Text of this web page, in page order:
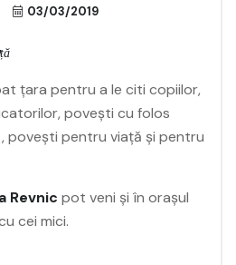
03/03/2019
țara pentru a le citi copiilor,
povești cu folos
povești pentru viață și pentru
Revnic pot veni și în orașul
cei mici.